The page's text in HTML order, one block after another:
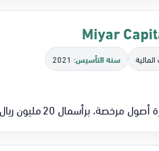
سنة التأسيس:
خدمات تمويلية واستثمارية وفق معايير هيئة السوق المالية